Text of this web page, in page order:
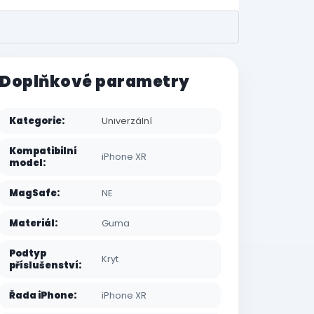
Doplňkové parametry
Kategorie: Univerzální
Kompatibilní
model: iPhone XR
MagSafe: NE
Materiál: Guma
Podtyp
příslušenství: Kryt
Řada iPhone: iPhone XR